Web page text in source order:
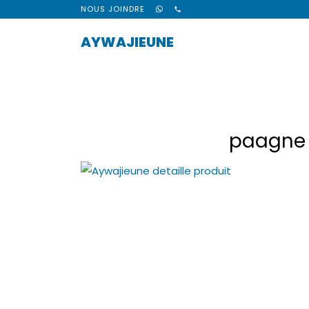
NOUS JOINDRE
AYWAJIEUNE
paagne